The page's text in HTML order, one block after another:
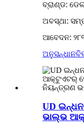
ବ୍ରାଣ୍ଡ:
ଅବସ୍ଥା:
ଆବେଦନ:
ଅନୁସନ୍ଧାନ
UD
ଭାଲ୍ଭ